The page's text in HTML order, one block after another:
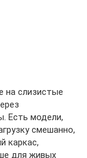
на слизистые
Есть модели,
смешанно,
каркас,
для живых